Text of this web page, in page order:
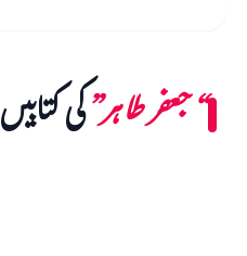
“جعفر طاہر”کی کتابیں